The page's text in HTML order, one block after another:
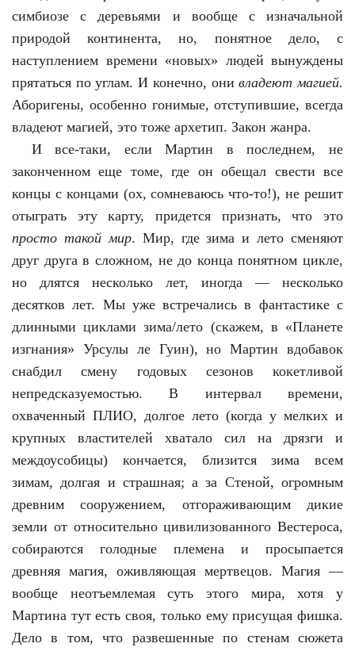
симбиозе с деревьями и вообще с изначальной
природой континента, но, понятное дело, с
наступлением времени «новых» людей вынуждены
прятаться по углам. И конечно, онивладеют магией.
Аборигены, особенно гонимые, отступившие, всегда
владеют магией, это тоже архетип. Закон жанра.
И все-таки, если Мартин в последнем, не
законченном еще томе, где он обещал свести все
концы с концами (ох, сомневаюсь что-то!), не решит
отыграть эту карту, придется признать, что это
просто такой мир. Мир, где зима и лето сменяют
друг друга в сложном, не до конца понятном цикле,
но длятся несколько лет, иногда — несколько
десятков лет. Мы уже встречались в фантастике с
длинными циклами зима/лето (скажем, в «Планете
изгнания» Урсулы ле Гуин), но Мартин вдобавок
снабдил смену годовых сезонов кокетливой
непредсказуемостью. В интервал времени,
охваченный ПЛИО, долгое лето (когда у мелких и
крупных властителей хватало сил на дрязги и
междоусобицы) кончается, близится зима всем
зимам, долгая и страшная; а за Стеной, огромным
древним сооружением, отгораживающим дикие
земли от относительно цивилизованного Вестероса,
собираются голодные племена и просыпается
древняя магия, оживляющая мертвецов. Магия —
вообще неотъемлемая суть этого мира, хотя у
Мартина тут есть своя, только ему присущая фишка.
Дело в том, что развешенные по стенам сюжета